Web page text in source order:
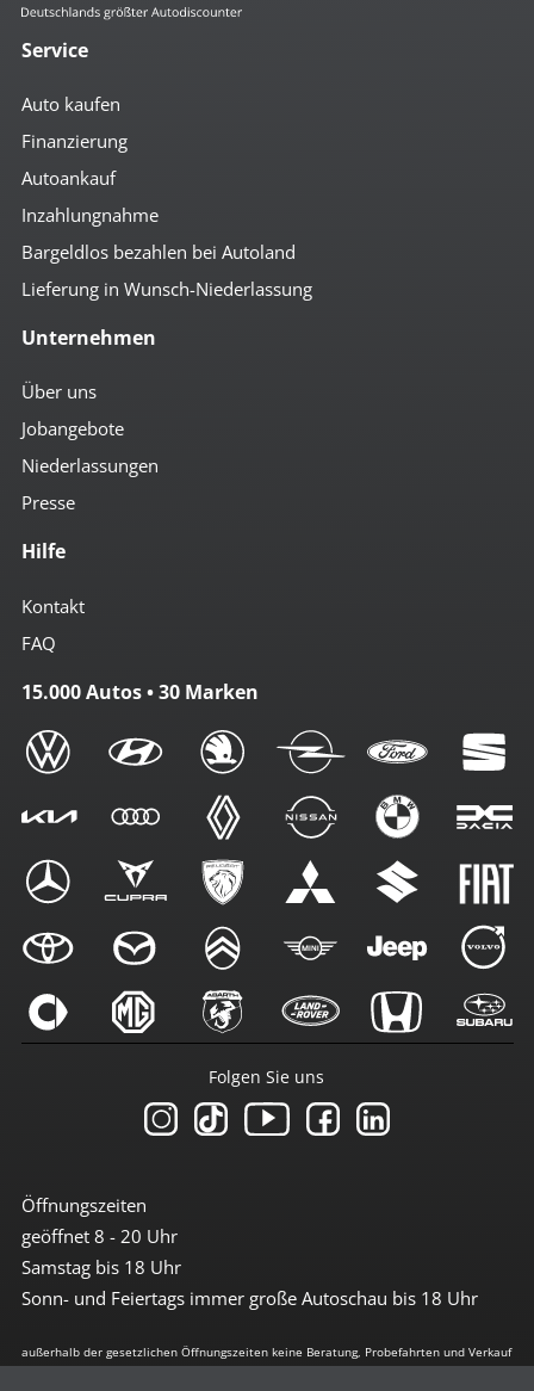
Service
Auto kaufen
Finanzierung
Autoankauf
Inzahlungnahme
Bargeldlos bezahlen bei Autoland
Lieferung in Wunsch-Niederlassung
Unternehmen
Über uns
Jobangebote
Niederlassungen
Presse
Hilfe
Kontakt
FAQ
15.000 Autos • 30 Marken
Öffnungszeiten
geöffnet 8 - 20 Uhr
Samstag bis 18 Uhr
Sonn- und Feiertags immer große Autoschau bis 18 Uhr
Folgen Sie uns
außerhalb der gesetzlichen Öffnungszeiten keine Beratung, Probefahrten und Verkauf